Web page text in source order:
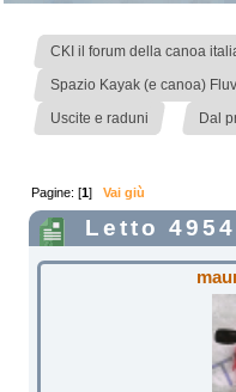
CKI il forum della canoa
Spazio Kayak (e canoa)
Uscite e raduni Dal
Pagine: [1]Vai giù
Letto